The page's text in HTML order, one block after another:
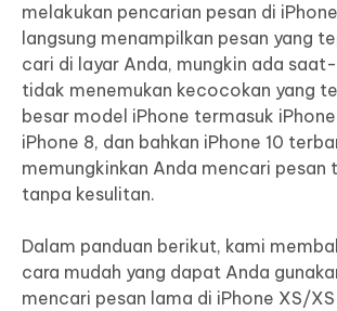
iAnyGo
melakukan pencarian pesan di
langsung menampilkan pesan yang
cari di layar Anda, mungkin ada
tidak menemukan kecocokan yang
besar model iPhone termasuk
iPhone 8, dan bahkan iPhone 10
memungkinkan Anda mencari pesan
tanpa kesulitan.
Dalam panduan berikut, kami
cara mudah yang dapat Anda
mencari pesan lama di iPhone XS/XS